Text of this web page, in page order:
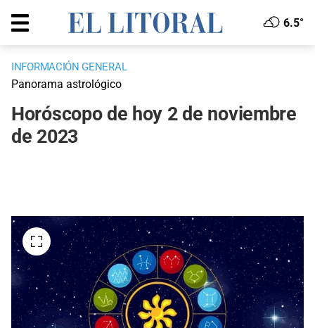
6.5°
INFORMACIÓN GENERAL
Panorama astrológico
Horóscopo de hoy 2 de noviembre
de 2023